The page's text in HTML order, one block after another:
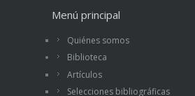
Menú principal
Quiénes somos
Biblioteca
Artículos
Selecciones bibliográficas